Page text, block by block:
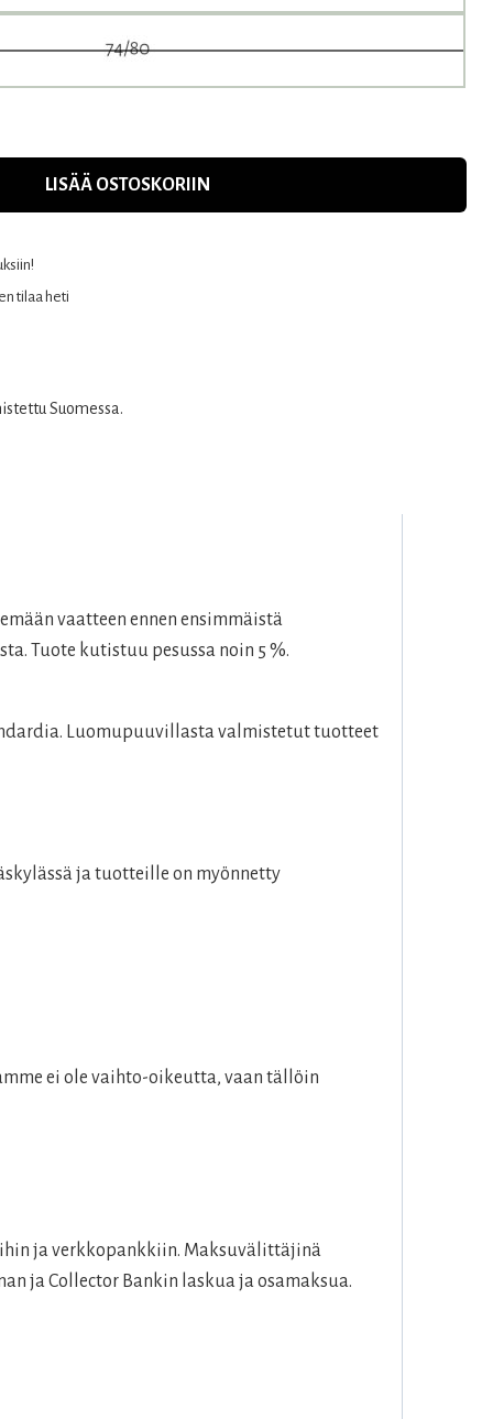
LISÄÄ OSTOSKORIIN
tilaa heti
Suomessa.
vaatteen ennen ensimmäistä
Tuote kutistuu pesussa noin 5 %.
Luomupuuvillasta valmistetut tuotteet
ja tuotteille on myönnetty
ei ole vaihto-oikeutta, vaan tällöin
ja verkkopankkiin. Maksuvälittäjinä
ja Collector Bankin laskua ja osamaksua.